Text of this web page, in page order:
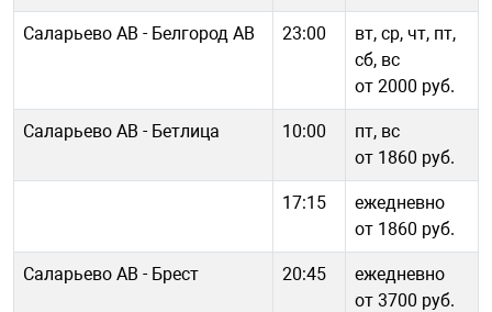
Саларьево АВ - Белгород АВ 23:00
вт, ср, чт, пт,
сб, вс
от 2000 руб.
Саларьево АВ - Бетлица 10:00
пт, вс
от 1860 руб.
17:15
ежедневно
от 1860 руб.
Саларьево АВ - Брест 20:45
ежедневно
от 3700 руб.